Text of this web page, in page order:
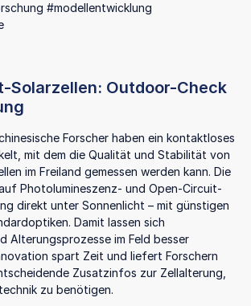
#modellentwicklung
Solarzellen: Outdoor-Check
Forscher haben ein kontaktloses
mit dem die Qualität und Stabilität von
im Freiland gemessen werden kann. Die
Photolumineszenz- und Open-Circuit-
direkt unter Sonnenlicht – mit günstigen
Damit lassen sich
Alterungsprozesse im Feld besser
spart Zeit und liefert Forschern
Zusatzinfos zur Zellalterung,
zu benötigen.